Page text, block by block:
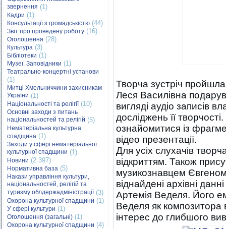
звернення (1)
Кадри (1)
Консультації з громадськістю (44)
Звіт про проведену роботу (16)
Оголошення (28)
Культура (3)
Бібліотеки (1)
Музеї. Заповідники (1)
Театрально-концертні установи
(1)
Митці Хмельниччини захисникам
України (1)
Національності та релігії(10)
Основні заходи з питань
національностей та релігій (5)
Нематеріальна культурна
спадщина (1)
Заходи у сфері нематеріальної
культурної спадщини (1)
Новини (2 397)
Нормативна база (5)
Накази управління культури,
національностей, релігій та
туризму облдержадміністрації(3)
Охорона культурної спадщини (1)
У сфері культури (1)
Оголошення (загальні) (1)
Охорона культурної спадщини (4)
Творча зустріч
Леся Василівна
вигляді аудіо записів
досліджень її
ознайомитися із
відео презентації.
Для усіх слухачів
відкриттям. Також
музикознавцем
віднайдені архівні
Артемія Веделя. Його
Веделя як композитора
інтерес до глибшого